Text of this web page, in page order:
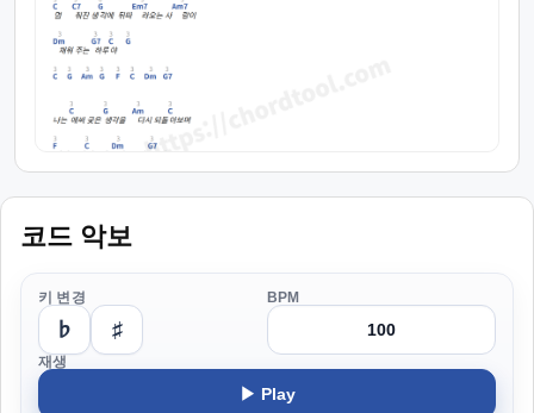
코드 악보
키 변경
♭ ♯
BPM
재생
▶ Play